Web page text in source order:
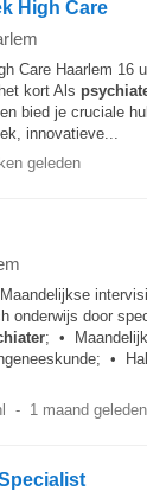
High Care
Care Haarlem 16
kort Als
bied je cruciale
innovatieve...
geleden
onderwijs door
; •
•
- 1 maand geleden